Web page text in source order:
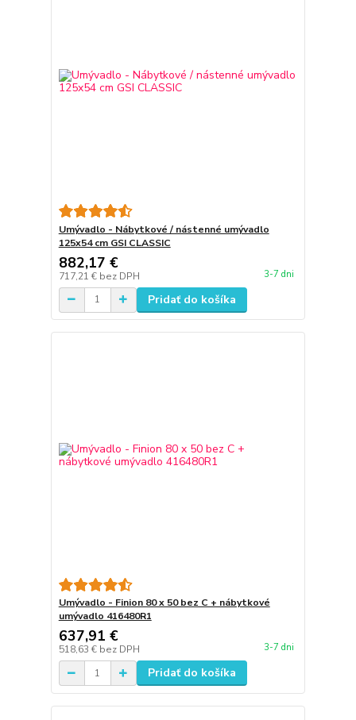
Umývadlo - Nábytkové / nástenné umývadlo
125x54 cm GSI CLASSIC
882,17 €
717,21 € bez DPH 3-7 dni
Pridať do košíka
Umývadlo - Finion 80 x 50 bez C + nábytkové
umývadlo 416480R1
637,91 €
518,63 € bez DPH 3-7 dni
Pridať do košíka